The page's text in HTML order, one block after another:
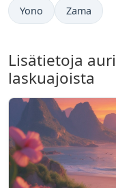
Yono Zama
Lisätietoja
laskuajoista